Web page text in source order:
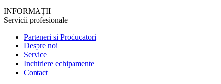
INFORMAȚII
Servicii profesionale
Parteneri si Producatori
Despre noi
Service
Inchiriere echipamente
Contact